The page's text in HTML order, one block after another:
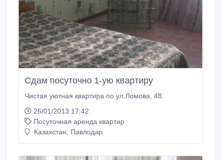
Сдам посуточно 1-ую квартиру
Чистая уютная квартира по ул.Ломова, 48.
26/01/2013 17:42
Посуточная аренда квартир
Казахстан, Павлодар